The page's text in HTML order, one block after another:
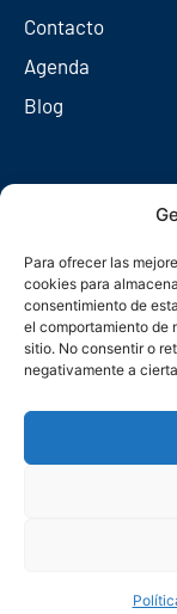
Para ofrecer las
cookies para
consentimiento de
el comportamiento de
sitio. No consentir o
negativamente a
Contacto
Agenda
Blog
Redes sociales
Política de